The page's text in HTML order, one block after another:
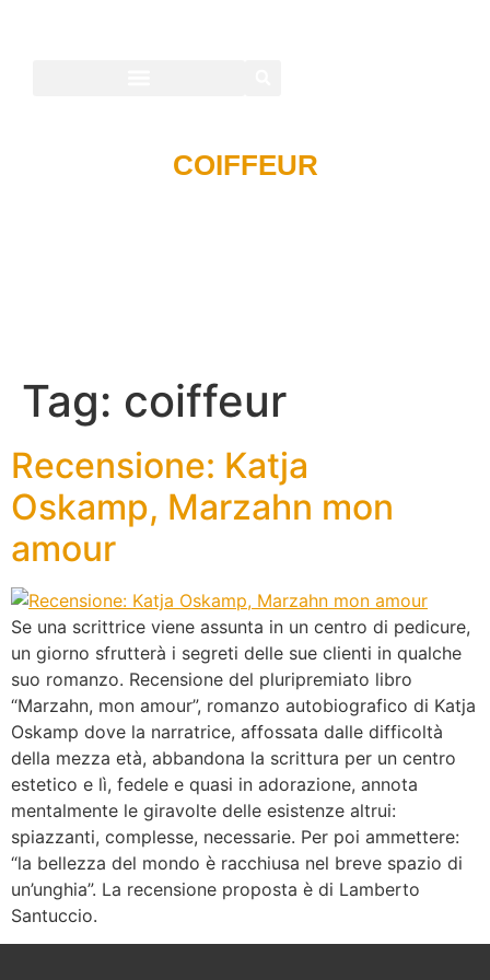
COIFFEUR
Tag: coiffeur
Recensione: Katja
Oskamp, Marzahn mon
amour
Se una scrittrice viene assunta in un centro di pedicure,
un giorno sfrutterà i segreti delle sue clienti in qualche
suo romanzo. Recensione del pluripremiato libro
“Marzahn, mon amour”, romanzo autobiografico di Katja
Oskamp dove la narratrice, affossata dalle difficoltà
della mezza età, abbandona la scrittura per un centro
estetico e lì, fedele e quasi in adorazione, annota
mentalmente le giravolte delle esistenze altrui:
spiazzanti, complesse, necessarie. Per poi ammettere:
“la bellezza del mondo è racchiusa nel breve spazio di
un’unghia”. La recensione proposta è di Lamberto
Santuccio.